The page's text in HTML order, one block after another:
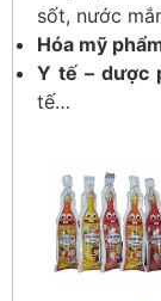
sốt, nước
Hóa mỹ
Y tế – dược
tế…